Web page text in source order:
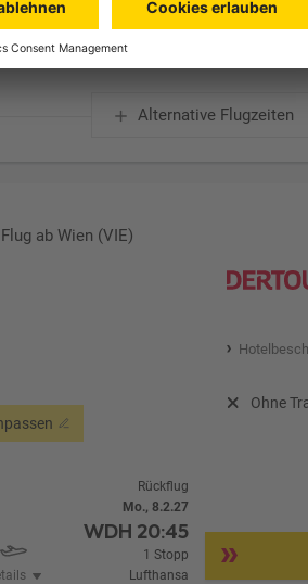
20:45
Alternative Flugzeiten
Flug ab Wien (VIE)
Ohne
Rückflug
Mo., 8.2.27
WDH 20:45
1 Stopp
Lufthansa